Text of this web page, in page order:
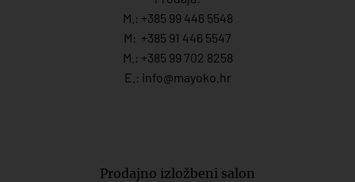
M.: +385 99 446 5548
M: +385 91 446 5547
M.: +385 99 702 8258
E.: info@mayoko. hr
Prodajno izložbeni salon